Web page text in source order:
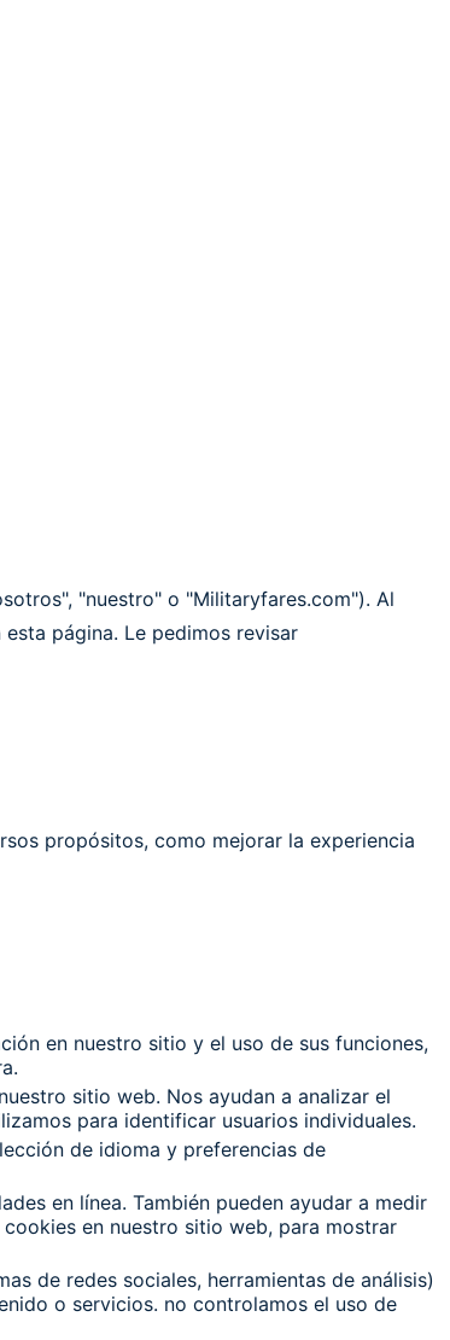
"nuestro" o "Militaryfares.com"). Al
página. Le pedimos revisar
propósitos, como mejorar la experiencia
en nuestro sitio y el uso de sus funciones,
sitio web. Nos ayudan a analizar el
para identificar usuarios individuales.
de idioma y preferencias de
en línea. También pueden ayudar a medir
en nuestro sitio web, para mostrar
de redes sociales, herramientas de análisis)
o servicios. no controlamos el uso de